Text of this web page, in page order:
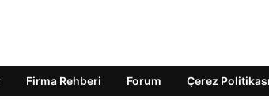
Firma Rehberi Forum Çerez Politikası